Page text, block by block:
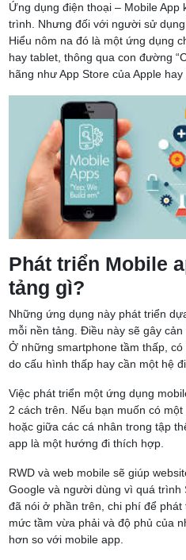
Ứng dụng điện thoại – Mobile
trình. Nhưng đối với người sử
Hiểu nôm na đó là một ứng dụng
hay tablet, thông qua con đường
hãng như App Store của Apple
Phát triển Mobile
tảng gì?
Những ứng dụng này phát triển
mỗi nền tảng. Điều này sẽ gây
Ở những smartphone tầm thấp,
do cấu hình thấp hay cần một hệ
Việc phát triển một ứng dụng
2 cách trên. Nếu bạn muốn có
hoặc giữa các cá nhân trong tập
app là một hướng đi thích hợp.
RWD và web mobile sẽ giúp
Google và người dùng vì quá
đã nói ở phần trên, chi phí để
mức tầm vừa phải và độ phủ của
hơn so với mobile app.